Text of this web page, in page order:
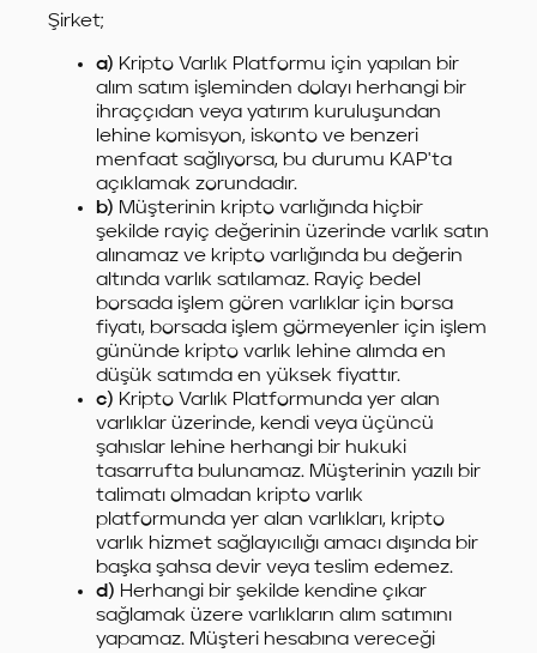
Şirket;
a) Kripto Varlık Platformu için yapılan bir
alım satım işleminden dolayı herhangi bir
ihraççıdan veya yatırım kuruluşundan
lehine komisyon, iskonto ve benzeri
menfaat sağlıyorsa, bu durumu KAP'ta
açıklamak zorundadır.
b) Müşterinin kripto varlığında hiçbir
şekilde rayiç değerinin üzerinde varlık satın
alınamaz ve kripto varlığında bu değerin
altında varlık satılamaz. Rayiç bedel
borsada işlem gören varlıklar için borsa
fiyatı, borsada işlem görmeyenler için işlem
gününde kripto varlık lehine alımda en
düşük satımda en yüksek fiyattır.
c) Kripto Varlık Platformunda yer alan
varlıklar üzerinde, kendi veya üçüncü
şahıslar lehine herhangi bir hukuki
tasarrufta bulunamaz. Müşterinin yazılı bir
talimatı olmadan kripto varlık
platformunda yer alan varlıkları, kripto
varlık hizmet sağlayıcılığı amacı dışında bir
başka şahsa devir veya teslim edemez.
d) Herhangi bir şekilde kendine çıkar
sağlamak üzere varlıkların alım satımını
yapamaz. Müşteri hesabına vereceği